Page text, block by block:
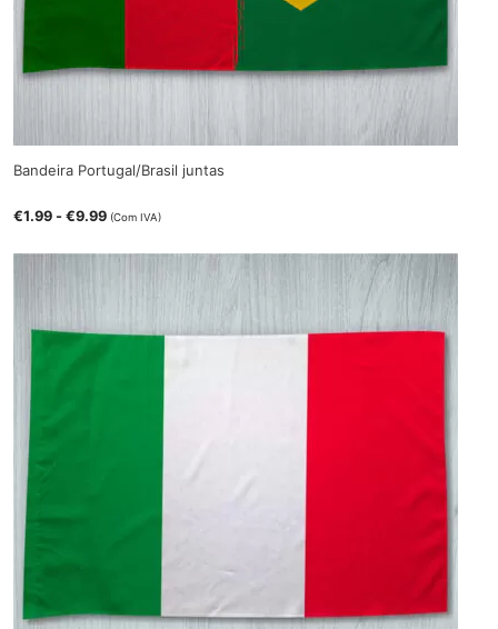
Bandeira Portugal/Brasil juntas
€1.99 -€9.99 (Com IVA)